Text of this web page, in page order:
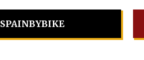
SPAINBYBIKE